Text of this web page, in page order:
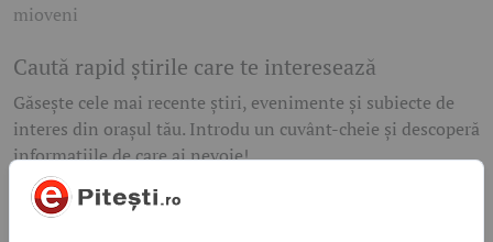
mioveni
Caută rapid știrile care te interesează
Găsește cele mai recente știri, evenimente și subiecte de
interes din orașul tău. Introdu un cuvânt-cheie și descoperă
informațiile de care ai nevoie!